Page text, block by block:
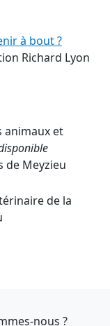
à bout ?
Richard Lyon
animaux et
de Meyzieu
de la
nous ?